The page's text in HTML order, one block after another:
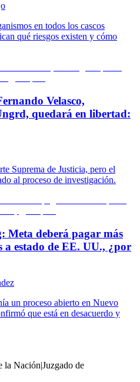
en todos los cascos
qué riesgos existen y cómo
Velasco,
quedará en libertad:
Suprema de Justicia, pero el
al proceso de investigación.
Meta deberá pagar más
a estado de EE. UU., ¿por
un proceso abierto en Nuevo
que está en desacuerdo y
la Nación|Juzgado de